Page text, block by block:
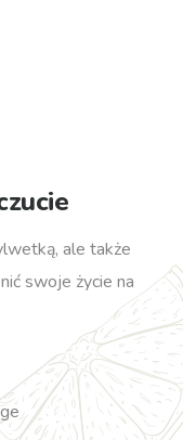
ale także
swoje życie na